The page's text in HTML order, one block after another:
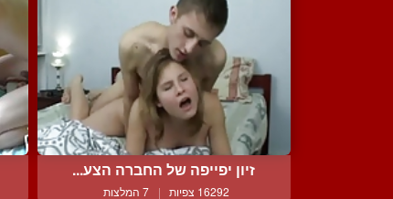
זיון יפייפה של החברה הצע...
16292 צפיות | 7 המלצות